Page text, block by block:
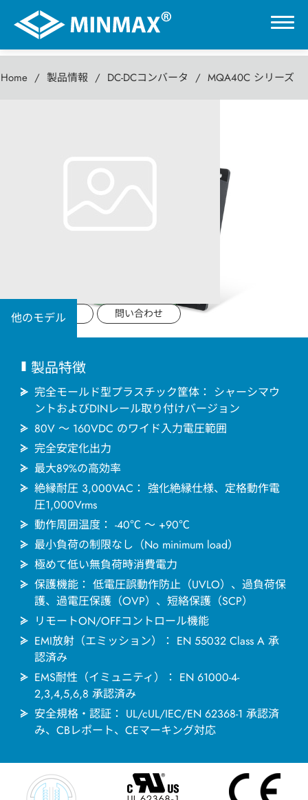
Home 製品情報 DC-DCコンバータ MQA40C シリーズ
他のモデル
データシート 問い合わせ
製品特徴
完全モールド型プラスチック筐体： シャーシマウ
ントおよびDINレール取り付けバージョン
80V ～ 160VDC のワイド入力電圧範囲
完全安定化出力
最大89%の高効率
絶縁耐圧 3,000VAC： 強化絶縁仕様、定格動作電
圧1,000Vrms
動作周囲温度： -40℃ ～ +90℃
最小負荷の制限なし（No minimum load）
極めて低い無負荷時消費電力
保護機能： 低電圧誤動作防止（UVLO）、過負荷保
護、過電圧保護（OVP）、短絡保護（SCP）
リモートON/OFFコントロール機能
EMI放射（エミッション）： EN 55032 Class A 承
認済み
EMS耐性（イミュニティ）： EN 61000-4-
2,3,4,5,6,8 承認済み
安全規格・認証： UL/cUL/IEC/EN 62368-1 承認済
み、CBレポート、CEマーキング対応
0
DC-DCコンバータ
用途分野
会社情報
最新情報
お問い合わせ